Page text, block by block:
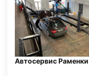
Автосервис Раменки